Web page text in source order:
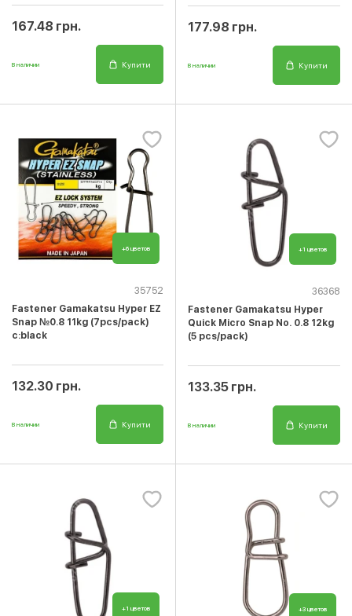
167.48 грн.
В наличии Купити
177.98 грн.
В наличии Купити
+6 цветов
35752
Fastener Gamakatsu Hyper EZ
Snap №0.8 11kg (7pcs/pack)
c:black
132.30 грн.
В наличии Купити
+1 цветов
36368
Fastener Gamakatsu Hyper
Quick Micro Snap No. 0.8 12kg
(5 pcs/pack)
133.35 грн.
В наличии Купити
+1 цветов +3 цветов